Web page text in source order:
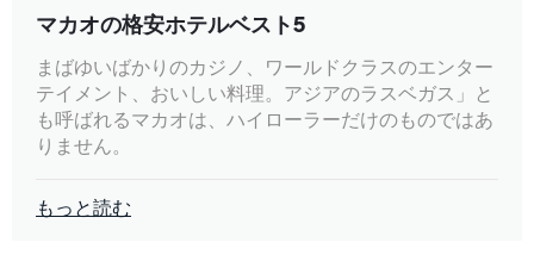
マカオの格安ホテルベスト5
まばゆいばかりのカジノ、ワールドクラスのエンター
テイメント、おいしい料理。アジアのラスベガス」と
も呼ばれるマカオは、ハイローラーだけのものではあ
りません。
もっと読む